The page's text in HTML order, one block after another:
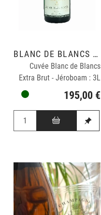
BLANC DE BLANCS GRAND CRU
Cuvée Blanc de Blancs
Extra Brut - Jéroboam : 3L
195,00 €